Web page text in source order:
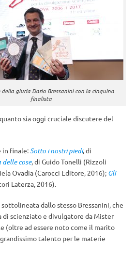
della giuria Dario Bressanini con la cinquina
finalista
sia oggi cruciale discutere del
in finale:Sotto i nostri piedi, di
cose, di Guido Tonelli (Rizzoli
Ovadia (Carocci Editore, 2016); Gli
Laterza, 2016).
dallo stesso Bressanini, che
di scienziato e divulgatore da Mister
(oltre ad essere noto come il marito
talento per le materie